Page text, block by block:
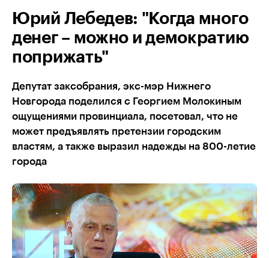
Юрий Лебедев: "Когда много
денег – можно и демократию
поприжать"
Депутат заксобрания, экс-мэр Нижнего
Новгорода поделился с Георгием Молокиным
ощущениями провинциала, посетовал, что не
может предъявлять претензии городским
властям, а также выразил надежды на 800-летие
города